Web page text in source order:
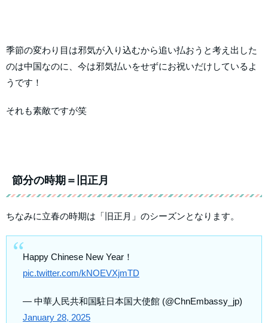
季節の変わり目は邪気が入り込むから追い払おうと考え出した
のは中国なのに、今は邪気払いをせずにお祝いだけしているよ
うです！
それも素敵ですが笑
節分の時期＝旧正月
ちなみに立春の時期は「旧正月」のシーズンとなります。
Happy Chinese New Year！
pic.twitter.com/kNOEVXjmTD
— 中華人民共和国駐日本国大使館 (@ChnEmbassy_jp)
January 28, 2025